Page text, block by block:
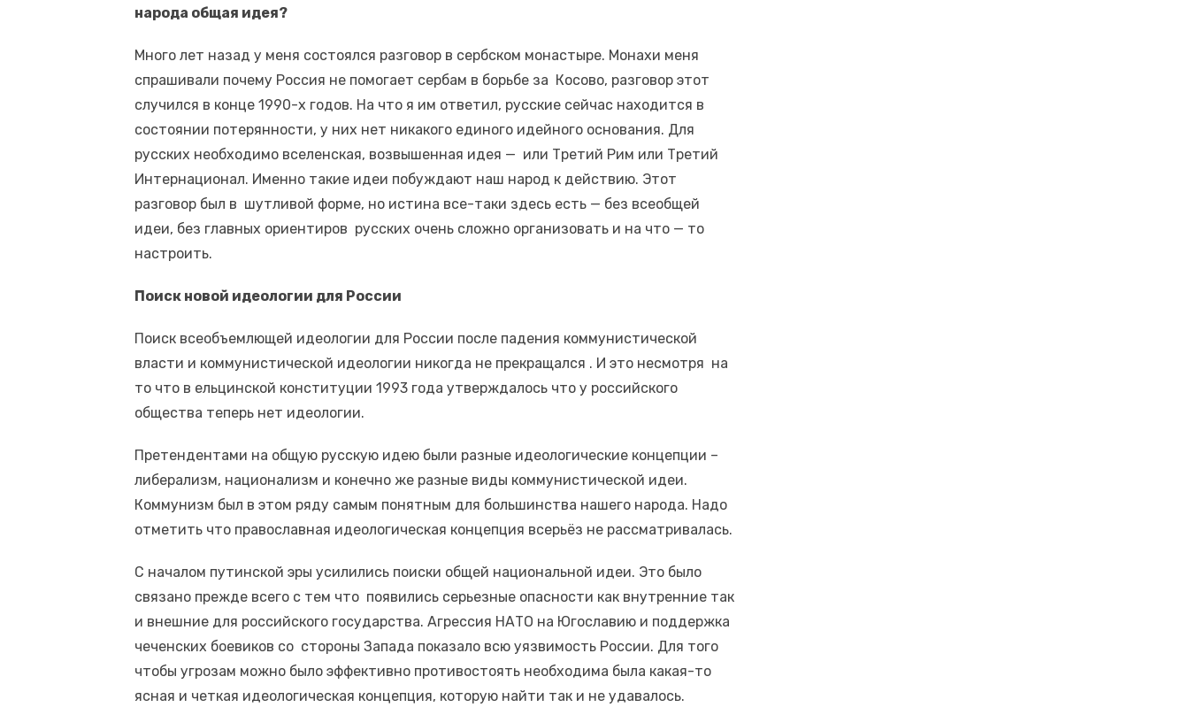
народа общая идея?
Много лет назад у меня состоялся разговор в сербском монастыре. Монахи меня
спрашивали почему Россия не помогает сербам в борьбе за Косово, разговор этот
случился в конце 1990-х годов. На что я им ответил, русские сейчас находится в
состоянии потерянности, у них нет никакого единого идейного основания. Для
русских необходимо вселенская, возвышенная идея — или Третий Рим или Третий
Интернационал. Именно такие идеи побуждают наш народ к действию. Этот
разговор был в шутливой форме, но истина все-таки здесь есть — без всеобщей
идеи, без главных ориентиров русских очень сложно организовать и на что — то
настроить.
Поиск новой идеологии для России
Поиск всеобъемлющей идеологии для России после падения коммунистической
власти и коммунистической идеологии никогда не прекращался . И это несмотря на
то что в ельцинской конституции 1993 года утверждалось что у российского
общества теперь нет идеологии.
Претендентами на общую русскую идею были разные идеологические концепции –
либерализм, национализм и конечно же разные виды коммунистической идеи.
Коммунизм был в этом ряду самым понятным для большинства нашего народа. Надо
отметить что православная идеологическая концепция всерьёз не рассматривалась.
С началом путинской эры усилились поиски общей национальной идеи. Это было
связано прежде всего с тем что появились серьезные опасности как внутренние так
и внешние для российского государства. Агрессия НАТО на Югославию и поддержка
чеченских боевиков со стороны Запада показало всю уязвимость России. Для того
чтобы угрозам можно было эффективно противостоять необходима была какая-то
ясная и четкая идеологическая концепция, которую найти так и не удавалось.